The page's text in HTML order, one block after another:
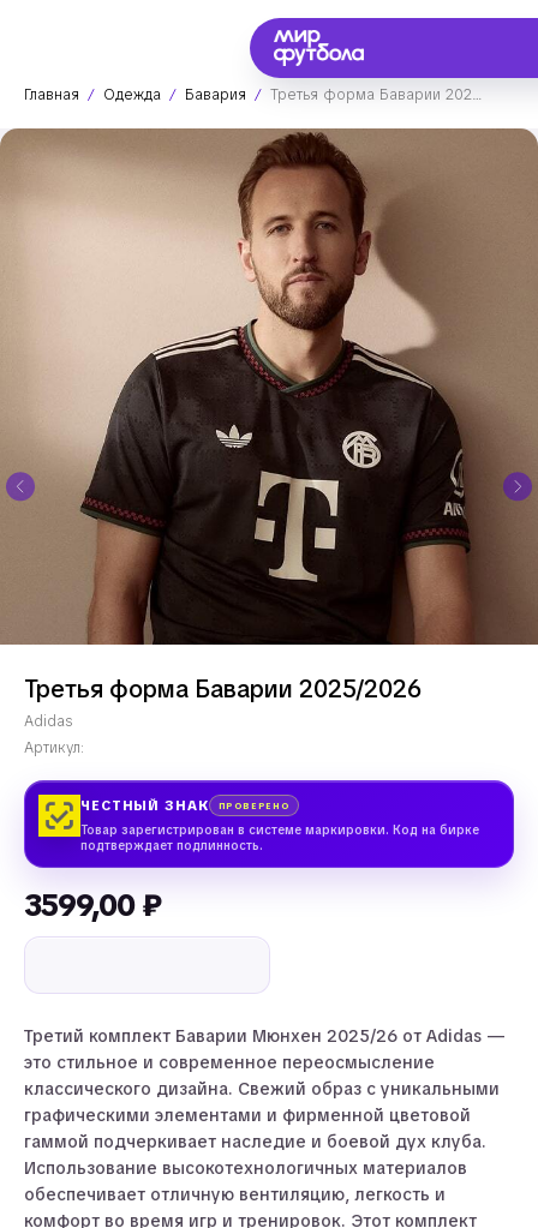
Главная Одежда Бавария Третья форма Баварии 2025/2026
Третья форма Баварии 2025/2026
Adidas
Артикул:
ЧЕСТНЫЙ ЗНАК ПРОВЕРЕНО
Товар зарегистрирован в системе маркировки. Код на бирке
подтверждает подлинность.
3599,00 ₽
Третий комплект Баварии Мюнхен 2025/26 от Adidas —
это стильное и современное переосмысление
классического дизайна. Свежий образ с уникальными
графическими элементами и фирменной цветовой
гаммой подчеркивает наследие и боевой дух клуба.
Использование высокотехнологичных материалов
обеспечивает отличную вентиляцию, легкость и
комфорт во время игр и тренировок. Этот комплект